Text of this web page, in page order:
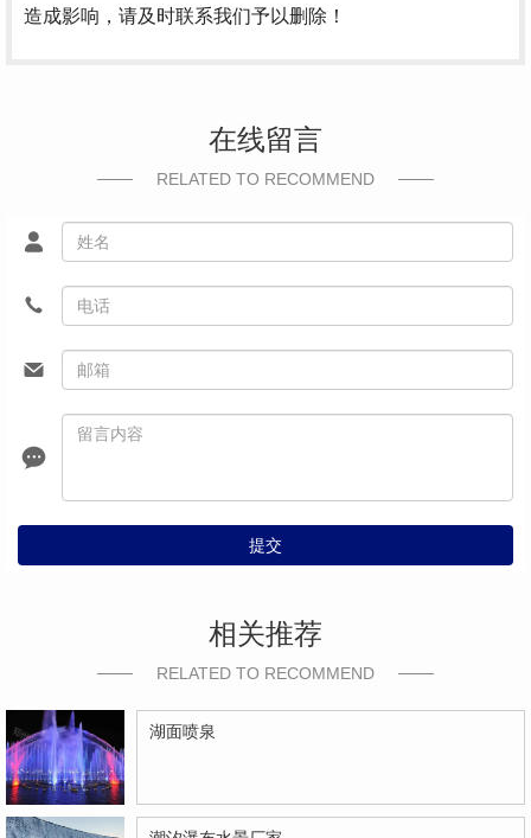
造成影响，请及时联系我们予以删除！
在线留言
RELATED TO RECOMMEND
提交
相关推荐
RELATED TO RECOMMEND
湖面喷泉